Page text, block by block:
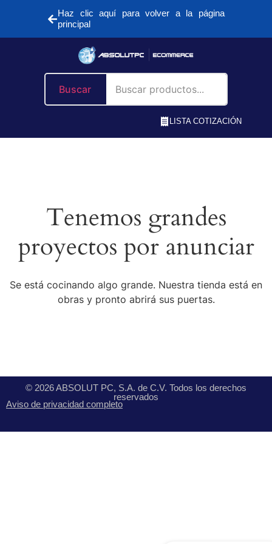
Haz clic aquí para volver a la página
principal
Buscar
LISTA COTIZACIÓN
Tenemos grandes
proyectos por anunciar
Se está cocinando algo grande. Nuestra tienda está en
obras y pronto abrirá sus puertas.
© 2026 ABSOLUT PC, S.A. de C.V. Todos los derechos
reservados
Aviso de privacidad completo